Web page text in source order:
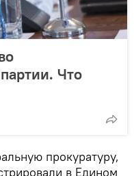
Что
прокуратуру,
в Едином